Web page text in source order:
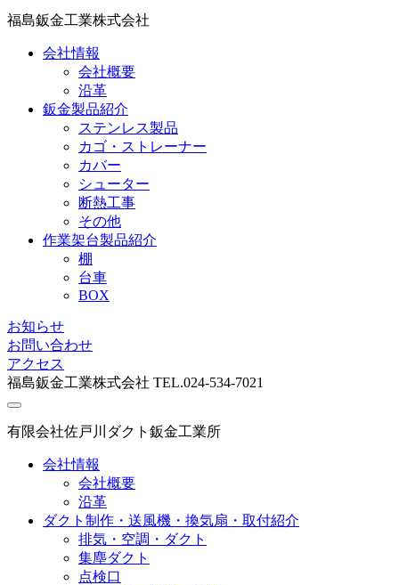
福島鈑金工業株式会社
会社情報
会社概要
沿革
鈑金製品紹介
ステンレス製品
カゴ・ストレーナー
カバー
シューター
断熱工事
その他
作業架台製品紹介
棚
台車
BOX
お知らせ
お問い合わせ
アクセス
福島鈑金工業株式会社 TEL.024-534-7021
有限会社佐戸川ダクト鈑金工業所
会社情報
会社概要
沿革
ダクト制作・送風機・換気扇・取付紹介
排気・空調・ダクト
集塵ダクト
点検口